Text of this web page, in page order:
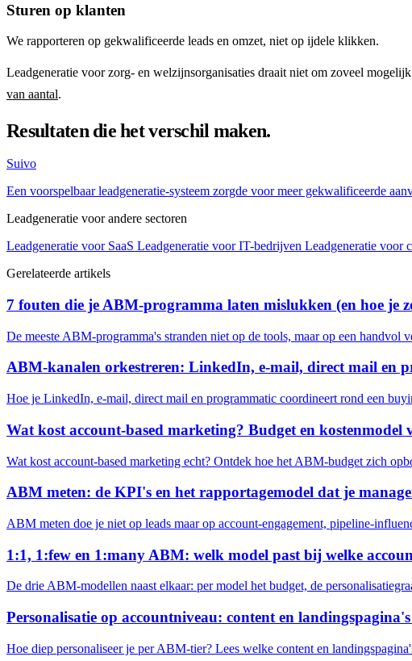
Sturen op klanten
We rapporteren op gekwalificeerde leads en omzet, niet op ijdele klikken.
Leadgeneratie voor zorg- en welzijnsorganisaties draait niet om zoveel
van aantal.
Resultaten die het verschil maken.
Suivo
Een voorspelbaar leadgeneratie-systeem zorgde voor meer gekwalificeerde
Leadgeneratie voor andere sectoren
Leadgeneratie voor SaaS Leadgeneratie voor IT-bedrijven Leadgeneratie voor
Gerelateerde artikels
7 fouten die je ABM-programma laten mislukken (en hoe je
De meeste ABM-programma's stranden niet op de tools, maar op een
ABM-kanalen orkestreren: LinkedIn, e-mail, direct mail en
Hoe je LinkedIn, e-mail, direct mail en programmatic coordineert rond een
Wat kost account-based marketing? Budget en kostenmodel
Wat kost account-based marketing echt? Ontdek hoe het ABM-budget zich
ABM meten: de KPI's en het rapportagemodel dat je
ABM meten doe je niet op leads maar op account-engagement, pipeline-
1:1, 1:few en 1:many ABM: welk model past bij welke
De drie ABM-modellen naast elkaar: per model het budget, de
Personalisatie op accountniveau: content en
Hoe diep personaliseer je per ABM-tier? Lees welke content en